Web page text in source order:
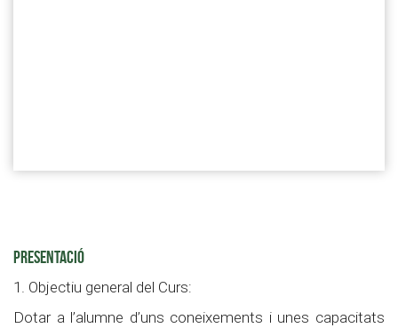
PRESENTACIÓ
1. Objectiu general del Curs:
Dotar a l’alumne d’uns coneixements i unes capacitats